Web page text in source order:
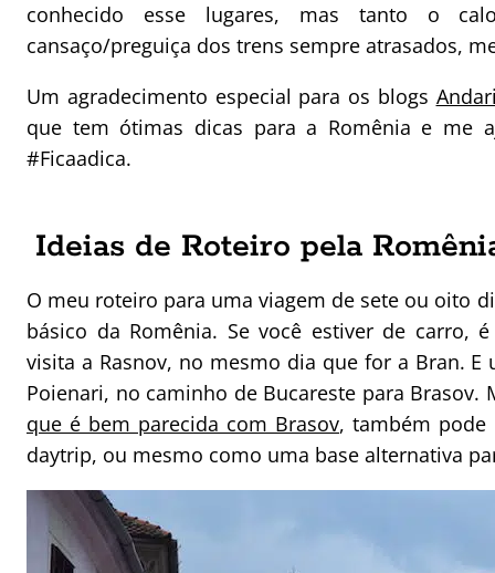
conhecido esse lugares, mas tanto o
cansaço/preguiça dos trens sempre atrasados,
Um agradecimento especial para os blogs
que tem ótimas dicas para a Romênia e me
#Ficaadica.
Ideias de Roteiro pela
O meu roteiro para uma viagem de sete ou oito
básico da Romênia. Se você estiver de carro,
visita a Rasnov, no mesmo dia que for a Bran. E
Poienari, no caminho de Bucareste para
que é bem parecida com Brasov, também
daytrip, ou mesmo como uma base alternativa